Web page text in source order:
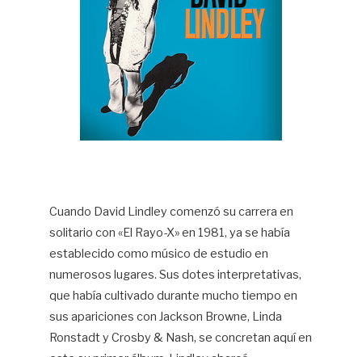
Cuando David Lindley comenzó su carrera en
solitario con «El Rayo-X» en 1981, ya se había
establecido como músico de estudio en
numerosos lugares. Sus dotes interpretativas,
que había cultivado durante mucho tiempo en
sus apariciones con Jackson Browne, Linda
Ronstadt y Crosby & Nash, se concretan aquí en